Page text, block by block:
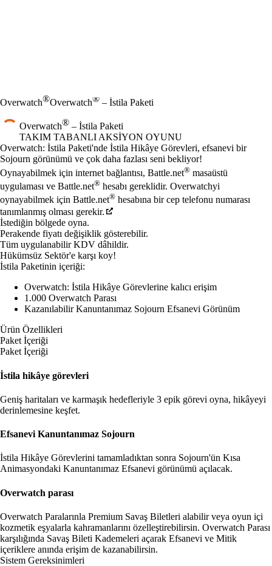
Overwatch®Overwatch® – İstila Paketi
Overwatch® – İstila Paketi
TAKIM TABANLI AKSIYON OYUNU
Ürün Bildirimi
Overwatch: İstila Paketi'nde İstila Hikâye Görevleri, efsanevi bir
Sojourn görünümü ve çok daha fazlası seni bekliyor!
Fiyat
Mevcut eylemler
Oynayabilmek için internet bağlantısı, Battle.net® masaüstü
uygulaması ve Battle.net® hesabı gereklidir. Overwatchyi
oynayabilmek için Battle.net® hesabına bir cep telefonu numarası
tanımlanmış olması gerekir.
İstediğin bölgede oyna.
Perakende fiyatı değişiklik gösterebilir.
Tüm uygulanabilir KDV dâhildir.
Hükümsüz Sektör'e karşı koy!
İstila Paketinin içeriği:
Overwatch: İstila Hikâye Görevlerine kalıcı erişim
1.000 Overwatch Parası
Kazanılabilir Kanuntanımaz Sojourn Efsanevi Görünüm
Ürün Özellikleri
Paket İçeriği
Paket İçeriği
İstila hikâye görevleri
Geniş haritaları ve karmaşık hedefleriyle 3 epik görevi oyna, hikâyeyi
derinlemesine keşfet.
Efsanevi Kanuntanımaz Sojourn
İstila Hikâye Görevlerini tamamladıktan sonra Sojourn'ün Kısa
Animasyondaki Kanuntanımaz Efsanevi görünümü açılacak.
Overwatch parası
Overwatch Paralarınla Premium Savaş Biletleri alabilir veya oyun içi
kozmetik eşyalarla kahramanlarını özelleştirebilirsin. Overwatch Parası
karşılığında Savaş Bileti Kademeleri açarak Efsanevi ve Mitik
içeriklere anında erişim de kazanabilirsin.
Sistem Gereksinimleri